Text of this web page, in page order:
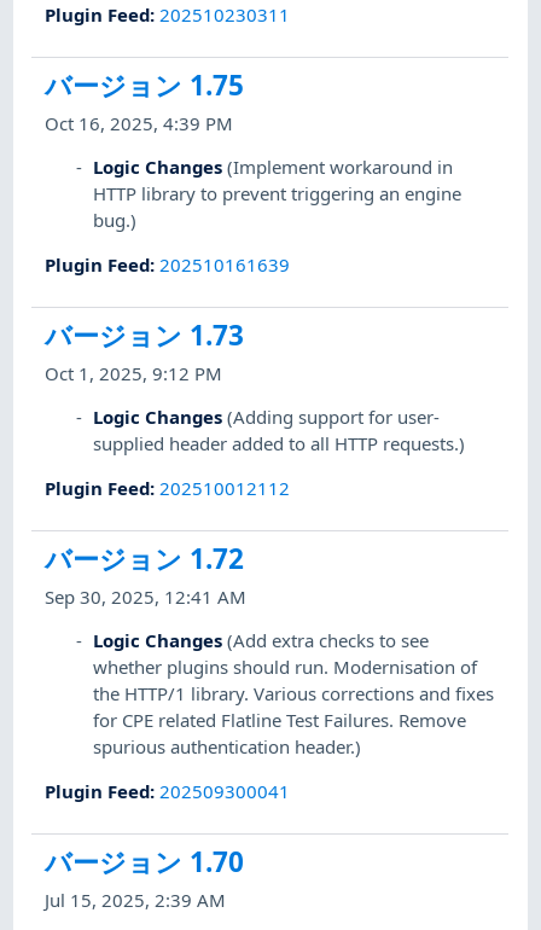
Plugin Feed: 202510230311
バージョン 1.75
Oct 16, 2025, 4:39 PM
Logic Changes (Implement workaround in
HTTP library to prevent triggering an engine
bug.)
Plugin Feed: 202510161639
バージョン 1.73
Oct 1, 2025, 9:12 PM
Logic Changes (Adding support for user-
supplied header added to all HTTP requests.)
Plugin Feed: 202510012112
バージョン 1.72
Sep 30, 2025, 12:41 AM
Logic Changes (Add extra checks to see
whether plugins should run. Modernisation of
the HTTP/1 library. Various corrections and fixes
for CPE related Flatline Test Failures. Remove
spurious authentication header.)
Plugin Feed: 202509300041
バージョン 1.70
Jul 15, 2025, 2:39 AM